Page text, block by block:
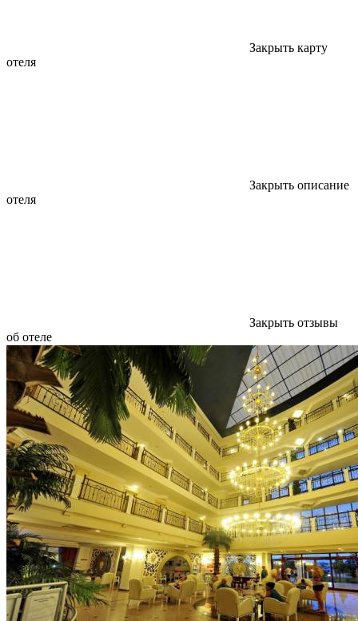
Закрыть карту
отеля
Закрыть описание
отеля
Закрыть отзывы
об отеле